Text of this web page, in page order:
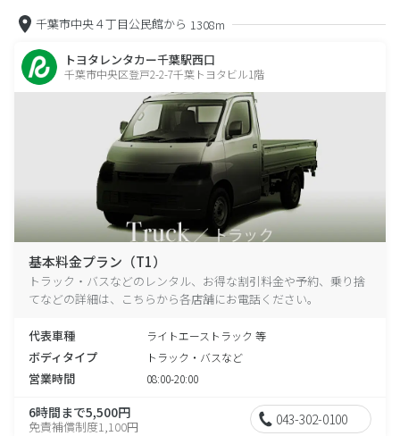
千葉市中央４丁目公民館から 1308m
トヨタレンタカー千葉駅西口
千葉市中央区登戸2-2-7千葉トヨタビル1階
基本料金プラン（T1）
トラック・バスなどのレンタル、お得な割引料金や予約、乗り捨
てなどの詳細は、こちらから各店舗にお電話ください。
代表車種 ライトエーストラック 等
ボディタイプ トラック・バスなど
営業時間 08:00-20:00
6時間まで5,500円
免責補償制度1,100円 043-302-0100